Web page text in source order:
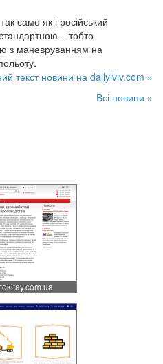
само як і російський
– тобто
з маневруванням на
текст новини на dailylviv.com »
Всі новини »